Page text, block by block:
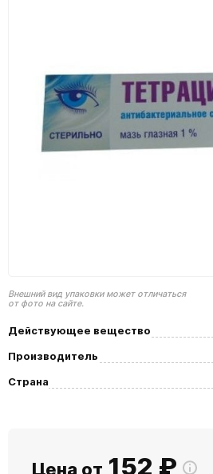
Внешний вид упаковки может отличаться
от фото на сайте.
Действующее вещество
Производитель
Страна
Цена от 152 ₽